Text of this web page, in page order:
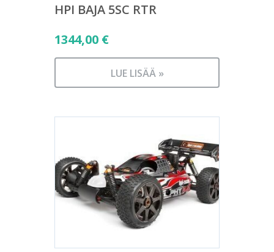
HPI BAJA 5SC RTR
1344,00 €
LUE LISÄÄ »